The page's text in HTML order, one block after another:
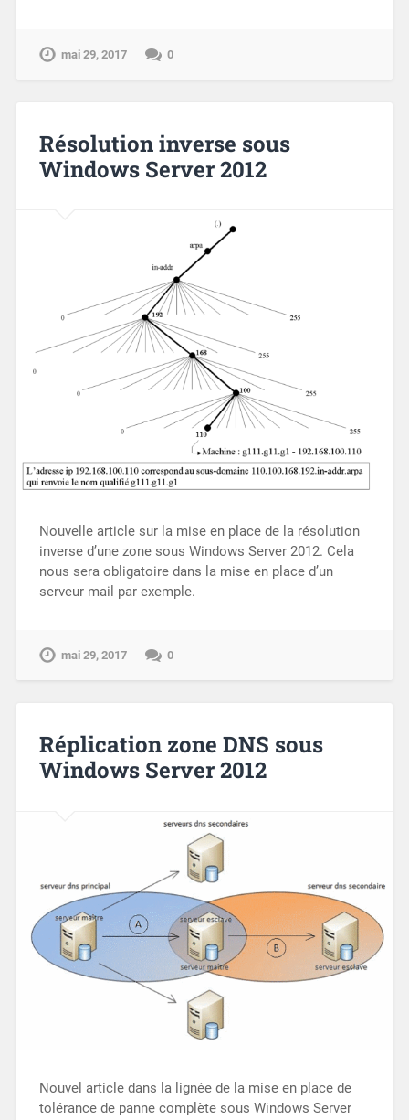
mai 29, 2017 0
Résolution inverse sous
Windows Server 2012
Nouvelle article sur la mise en place de la résolution
inverse d’une zone sous Windows Server 2012. Cela
nous sera obligatoire dans la mise en place d’un
serveur mail par exemple.
mai 29, 2017 0
Réplication zone DNS sous
Windows Server 2012
Nouvel article dans la lignée de la mise en place de
tolérance de panne complète sous Windows Server